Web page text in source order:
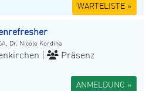
WARTELISTE »
Dr. Nicole Kordina
|
Präsenz
ANMELDUNG »